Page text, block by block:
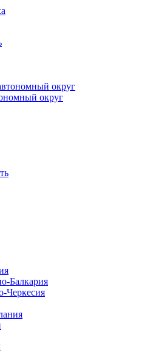
округ
округ
Балкария
Черкесия